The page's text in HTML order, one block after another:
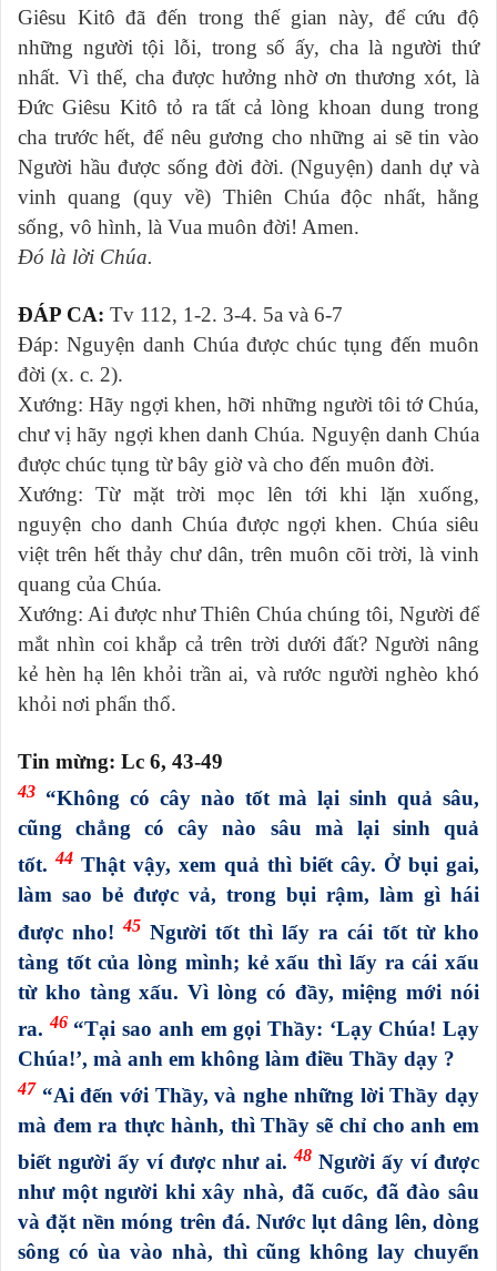
Giêsu Kitô đã đến trong thế gian này, để cứu độ
những người tội lỗi, trong số ấy, cha là người thứ
nhất. Vì thế, cha được hưởng nhờ ơn thương xót, là
Ðức Giêsu Kitô tỏ ra tất cả lòng khoan dung trong
cha trước hết, để nêu gương cho những ai sẽ tin vào
Người hầu được sống đời đời. (Nguyện) danh dự và
vinh quang (quy về) Thiên Chúa độc nhất, hằng
sống, vô hình, là Vua muôn đời! Amen.
Ðó là lời Chúa.
ĐÁP CA: Tv 112, 1-2. 3-4. 5a và 6-7
Ðáp: Nguyện danh Chúa được chúc tụng đến muôn
đời (x. c. 2).
Xướng: Hãy ngợi khen, hỡi những người tôi tớ Chúa,
chư vị hãy ngợi khen danh Chúa. Nguyện danh Chúa
được chúc tụng từ bây giờ và cho đến muôn đời.
Xướng: Từ mặt trời mọc lên tới khi lặn xuống,
nguyện cho danh Chúa được ngợi khen. Chúa siêu
việt trên hết thảy chư dân, trên muôn cõi trời, là vinh
quang của Chúa.
Xướng: Ai được như Thiên Chúa chúng tôi, Người để
mắt nhìn coi khắp cả trên trời dưới đất? Người nâng
kẻ hèn hạ lên khỏi trần ai, và rước người nghèo khó
khỏi nơi phẩn thổ.
Tin mừng: Lc 6, 43-49
43 “Không có cây nào tốt mà lại sinh quả sâu,
cũng chẳng có cây nào sâu mà lại sinh quả
tốt.44 Thật vậy, xem quả thì biết cây. Ở bụi gai,
làm sao bẻ được vả, trong bụi rậm, làm gì hái
được nho!45 Người tốt thì lấy ra cái tốt từ kho
tàng tốt của lòng mình; kẻ xấu thì lấy ra cái xấu
từ kho tàng xấu. Vì lòng có đầy, miệng mới nói
ra.46“Tại sao anh em gọi Thầy: ‘Lạy Chúa! Lạy
Chúa!’, mà anh em không làm điều Thầy dạy ?
47 “Ai đến với Thầy, và nghe những lời Thầy dạy
mà đem ra thực hành, thì Thầy sẽ chỉ cho anh em
biết người ấy ví được như ai.48 Người ấy ví được
như một người khi xây nhà, đã cuốc, đã đào sâu
và đặt nền móng trên đá. Nước lụt dâng lên, dòng
sông có ùa vào nhà, thì cũng không lay chuyển